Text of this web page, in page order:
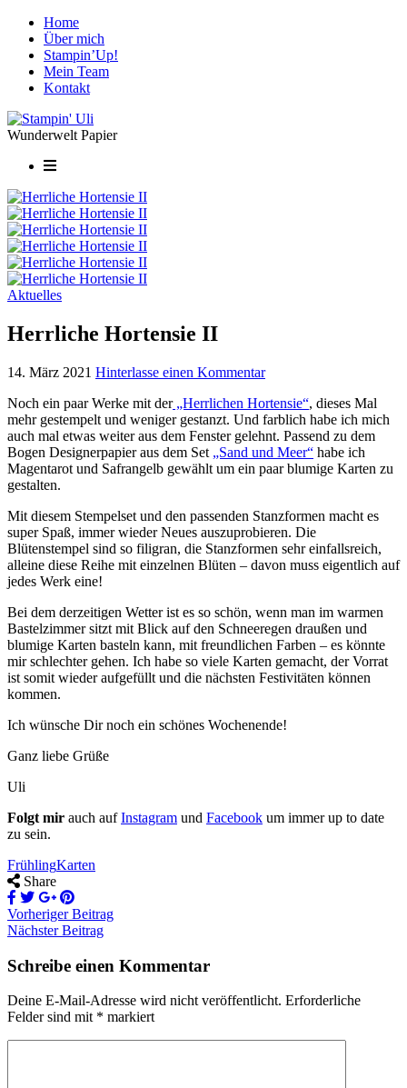
Home
Über mich
Stampin’Up!
Mein Team
Kontakt
Wunderwelt Papier
Aktuelles
Herrliche Hortensie II
14. März 2021 Hinterlasse einen Kommentar
Noch ein paar Werke mit der„Herrlichen Hortensie“, dieses Mal
mehr gestempelt und weniger gestanzt. Und farblich habe ich mich
auch mal etwas weiter aus dem Fenster gelehnt. Passend zu dem
Bogen Designerpapier aus dem Set „Sand und Meer“ habe ich
Magentarot und Safrangelb gewählt um ein paar blumige Karten zu
gestalten.
Mit diesem Stempelset und den passenden Stanzformen macht es
super Spaß, immer wieder Neues auszuprobieren. Die
Blütenstempel sind so filigran, die Stanzformen sehr einfallsreich,
alleine diese Reihe mit einzelnen Blüten – davon muss eigentlich auf
jedes Werk eine!
Bei dem derzeitigen Wetter ist es so schön, wenn man im warmen
Bastelzimmer sitzt mit Blick auf den Schneeregen draußen und
blumige Karten basteln kann, mit freundlichen Farben – es könnte
mir schlechter gehen. Ich habe so viele Karten gemacht, der Vorrat
ist somit wieder aufgefüllt und die nächsten Festivitäten können
kommen.
Ich wünsche Dir noch ein schönes Wochenende!
Ganz liebe Grüße
Uli
Folgt mir auch aufInstagram und Facebook um immer up to date
zu sein.
FrühlingKarten
Share
Vorheriger Beitrag
Nächster Beitrag
Schreibe einen Kommentar
Deine E-Mail-Adresse wird nicht veröffentlicht. Erforderliche
Felder sind mit * markiert